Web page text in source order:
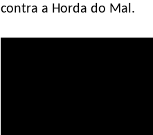
contra a Horda do Mal.